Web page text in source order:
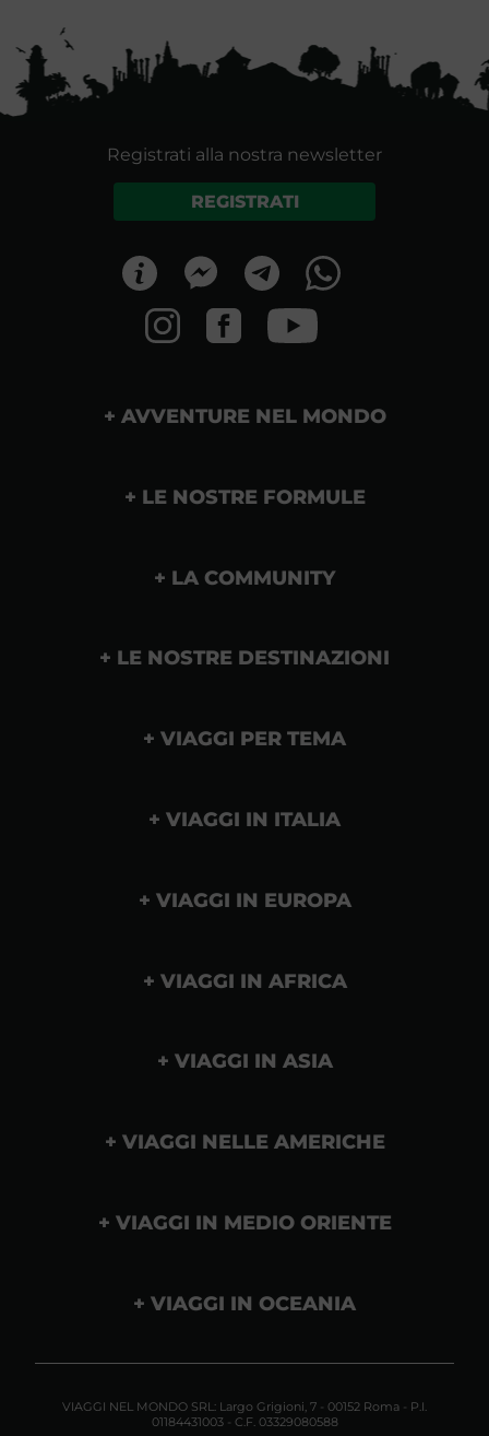
Registrati alla nostra newsletter
REGISTRATI
AVVENTURE NEL MONDO
LE NOSTRE FORMULE
LA COMMUNITY
LE NOSTRE DESTINAZIONI
VIAGGI PER TEMA
VIAGGI IN ITALIA
VIAGGI IN EUROPA
VIAGGI IN AFRICA
VIAGGI IN ASIA
VIAGGI NELLE AMERICHE
VIAGGI IN MEDIO ORIENTE
VIAGGI IN OCEANIA
VIAGGI NEL MONDO SRL: Largo Grigioni, 7 - 00152 Roma - P.I.
01184431003 - C.F. 03329080588